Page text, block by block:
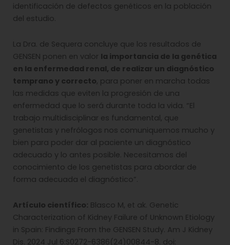
identificación de defectos genéticos en la población
del estudio.
La Dra. de Sequera concluye que los resultados de
GENSEN ponen en valor la importancia de la genética
en la enfermedad renal, de realizar un diagnóstico
temprano y correcto, para poner en marcha todas
las medidas que eviten la progresión de una
enfermedad que lo será durante toda la vida. “El
trabajo multidisciplinar es fundamental, que
genetistas y nefrólogos nos comuniquemos mucho y
bien para poder dar al paciente un diagnóstico
adecuado y lo antes posible. Necesitamos del
conocimiento de los genetistas para abordar de
forma adecuada el diagnóstico”.
Artículo científico: Blasco M, et ak. Genetic
Characterization of Kidney Failure of Unknown Etiology
in Spain: Findings From the GENSEN Study. Am J Kidney
Dis. 2024 Jul 6:S0272-6386(24)00844-8. doi: